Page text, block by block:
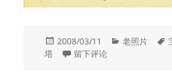
发
布
2008/03/11
分
老照片
塔
于庆寿寺双塔曾经还是照相
留下评论